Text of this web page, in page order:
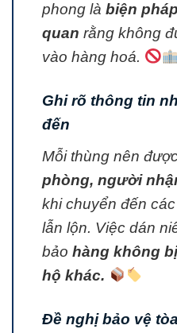
phong là biện
quan rằng không
vào hàng hoá.
Ghi rõ thông tin
đến
Mỗi thùng nên
phòng, người
khi chuyển đến
lẫn lộn. Việc dán
bảo hàng không
hộ khác.
Đề nghị bảo vệ